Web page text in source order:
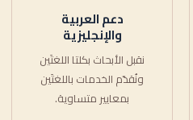
دعم العربية
والإنجليزية
نقبل الأبحاث بكلتا اللغتَين
ونُقدّم الخدمات باللغتَين
بمعايير متساوية.